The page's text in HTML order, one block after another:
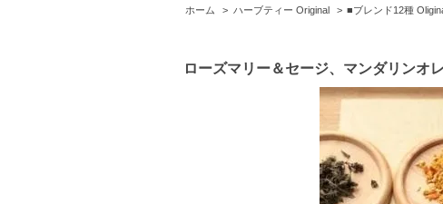
ホーム > ハーブティー Original > ■ブレンド12種
ローズマリー＆セージ、マンダリンオ